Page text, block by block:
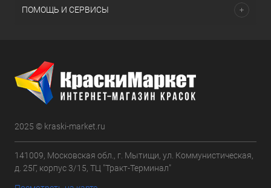
ПОМОЩЬ И СЕРВИСЫ
2025 © kraski-market.ru
141009, Московская обл., г. Мытищи, ул. Коммунистическая,
д. 25Г, корпус 3/15, ТЦ "Тракт-Терминал"